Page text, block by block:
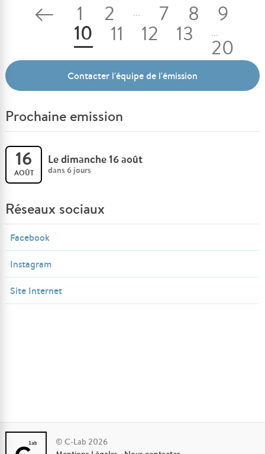
1 2 ... 7 8 9
10 11 12 13 ...
20
21
Contacter l'équipe de l'émission
Prochaine emission
16
AOÛT
Le dimanche 16 août
dans 6 jours
Réseaux sociaux
Facebook
Instagram
Site Internet
© C-Lab 2026